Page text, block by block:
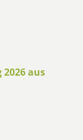
2026 aus